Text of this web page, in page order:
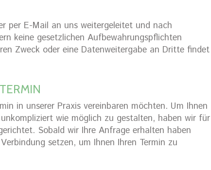
per E-Mail an uns weitergeleitet und nach
keine gesetzlichen Aufbewahrungspflichten
Zweck oder eine Datenweitergabe an Dritte findet
in unserer Praxis vereinbaren möchten. Um Ihnen
wie möglich zu gestalten, haben wir für
Sobald wir Ihre Anfrage erhalten haben
setzen, um Ihnen Ihren Termin zu